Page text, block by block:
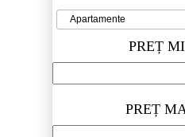
PREȚ
PREȚ